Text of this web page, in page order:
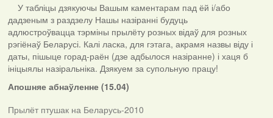
У табліцы дзякуючы Вашым каментарам пад ёй і/або
дадзеным з раздзелу Нашы назіранні будуць
адлюстроўвацца тэрміны прылёту розных відаў для розных
рэгіёнаў Беларусі. Калі ласка, для гэтага, акрамя назвы віду і
даты, пішыце горад-раён (дзе адбылося назіранне) і хаця б
ініцыялы назіральніка. Дзякуем за супольную працу!
Апошняе абнаўленне (15.04)
Прылёт птушак на Беларусь-2010